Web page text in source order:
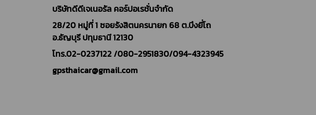
บริษัทดีดีเจเนอรัล คอร์ปอเรชั่นจำกัด
28/20 หมู่ที่ 1 ซอยรังสิตนครนายก 68 ต.บึงยี่โถ
อ.ธัญบุรี ปทุมธานี 12130
โทร.02-0237122 /080-2951830/094-4323945
gpsthaicar@gmail.com